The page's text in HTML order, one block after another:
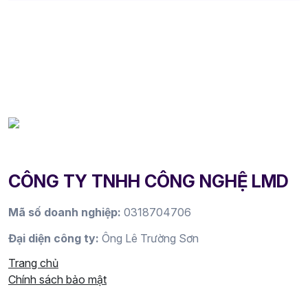
CÔNG TY TNHH CÔNG NGHỆ LMD
Mã số doanh nghiệp: 0318704706
Đại diện công ty: Ông Lê Trường Sơn
Trang chủ
Chính sách bảo mật